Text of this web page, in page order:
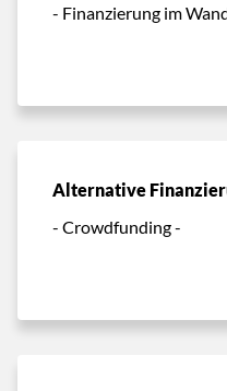
- Finanzierung im
Alternative
- Crowdfunding -